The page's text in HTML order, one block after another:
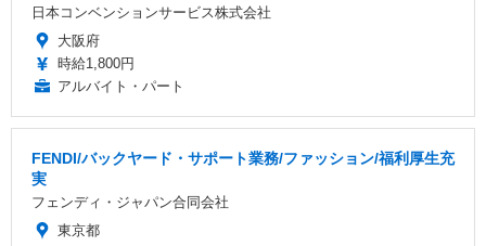
日本コンベンションサービス株式会社
大阪府
時給1,800円
アルバイト・パート
FENDI/バックヤード・サポート業務/ファッション/福利厚生充
実
フェンディ・ジャパン合同会社
東京都